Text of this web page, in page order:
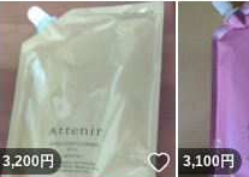
た後、水またはぬるま湯
いいね！
3,200円 いいね！
3,100円